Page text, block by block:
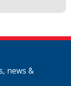
news &